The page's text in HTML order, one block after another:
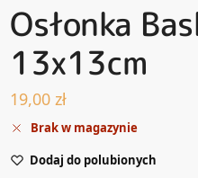
Osłonka
13x13cm
19,00 zł
Brak w magazynie
Dodaj do polubionych